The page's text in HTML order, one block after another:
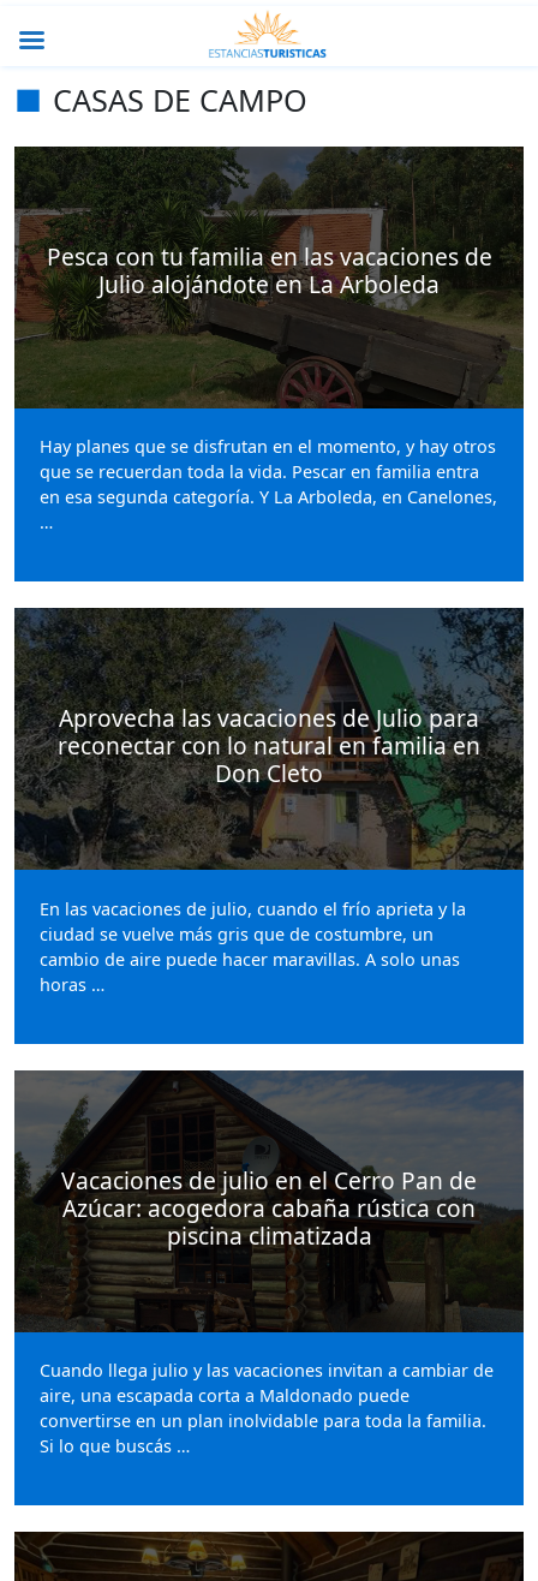
CASAS DE CAMPO
Pesca con tu familia en las vacaciones de
Julio alojándote en La Arboleda
Hay planes que se disfrutan en el momento, y hay otros
que se recuerdan toda la vida. Pescar en familia entra
en esa segunda categoría. Y La Arboleda, en Canelones,
…
Aprovecha las vacaciones de Julio para
reconectar con lo natural en familia en
Don Cleto
En las vacaciones de julio, cuando el frío aprieta y la
ciudad se vuelve más gris que de costumbre, un
cambio de aire puede hacer maravillas. A solo unas
horas …
Vacaciones de julio en el Cerro Pan de
Azúcar: acogedora cabaña rústica con
piscina climatizada
Cuando llega julio y las vacaciones invitan a cambiar de
aire, una escapada corta a Maldonado puede
convertirse en un plan inolvidable para toda la familia.
Si lo que buscás …